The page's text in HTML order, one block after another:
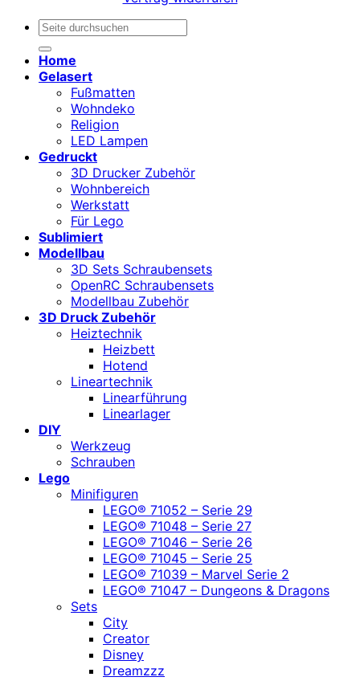
Suchen
Home
Gelasert
Fußmatten
Wohndeko
Religion
LED Lampen
Gedruckt
3D Drucker Zubehör
Wohnbereich
Werkstatt
Für Lego
Sublimiert
Modellbau
3D Sets Schraubensets
OpenRC Schraubensets
Modellbau Zubehör
3D Druck Zubehör
Heiztechnik
Heizbett
Hotend
Lineartechnik
Linearführung
Linearlager
DIY
Werkzeug
Schrauben
Lego
Minifiguren
LEGO® 71052 – Serie 29
LEGO® 71048 – Serie 27
LEGO® 71046 – Serie 26
LEGO® 71045 – Serie 25
LEGO® 71039 – Marvel Serie 2
LEGO® 71047 – Dungeons & Dragons
Sets
City
Creator
Disney
Dreamzzz